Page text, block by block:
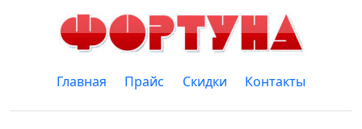
Главная Прайс Скидки Контакты